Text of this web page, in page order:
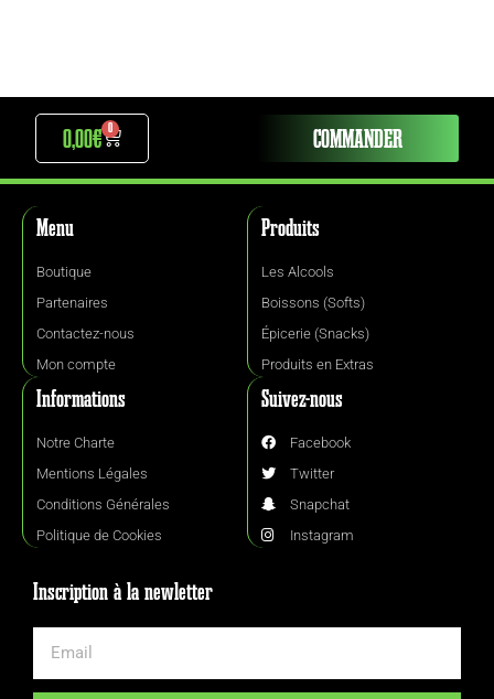
0,00€ COMMANDER
Menu
Boutique
Partenaires
Contactez-nous
Mon compte
Produits
Les Alcools
Boissons (Softs)
Épicerie (Snacks)
Produits en Extras
Informations
Notre Charte
Mentions Légales
Conditions Générales
Politique de Cookies
Suivez-nous
Facebook
Twitter
Snapchat
Instagram
Inscription à la newletter